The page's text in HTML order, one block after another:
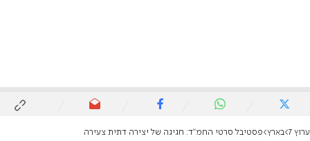
ערוץ 7 בארץ פסטיבל סרטי החמ"ד: חגיגה של יצירה דתית צעירה